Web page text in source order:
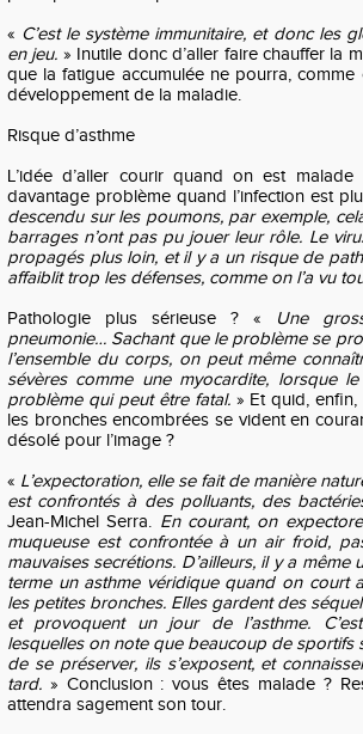
« C’est le système immunitaire, et donc les
en jeu. » Inutile donc d’aller faire chauffer la
que la fatigue accumulée ne pourra, comme
développement de la maladie.
Risque d’asthme
L’idée d’aller courir quand on est
davantage problème quand l’infection est
descendu sur les poumons, par exemple,
barrages n’ont pas pu jouer leur rôle. Le
propagés plus loin, et il y a un risque de
affaiblit trop les défenses, comme on l’a vu
Pathologie plus sérieuse ? «
Une
pneumonie… Sachant que le problème se
l’ensemble du corps, on peut même
sévères comme une myocardite, lorsque
problème qui peut être fatal. » Et quid,
les bronches encombrées se vident en
désolé pour l’image ?
« L’expectoration, elle se fait de manière
est confrontés à des polluants, des
Jean-Michel Serra. En courant, on
muqueuse est confrontée à un air froid,
mauvaises secrétions. D’ailleurs, il y a
terme un asthme véridique quand on court
les petites bronches. Elles gardent des
et provoquent un jour de l’asthme.
lesquelles on note que beaucoup de sportifs
de se préserver, ils s’exposent, et
tard. » Conclusion : vous êtes malade ?
attendra sagement son tour.